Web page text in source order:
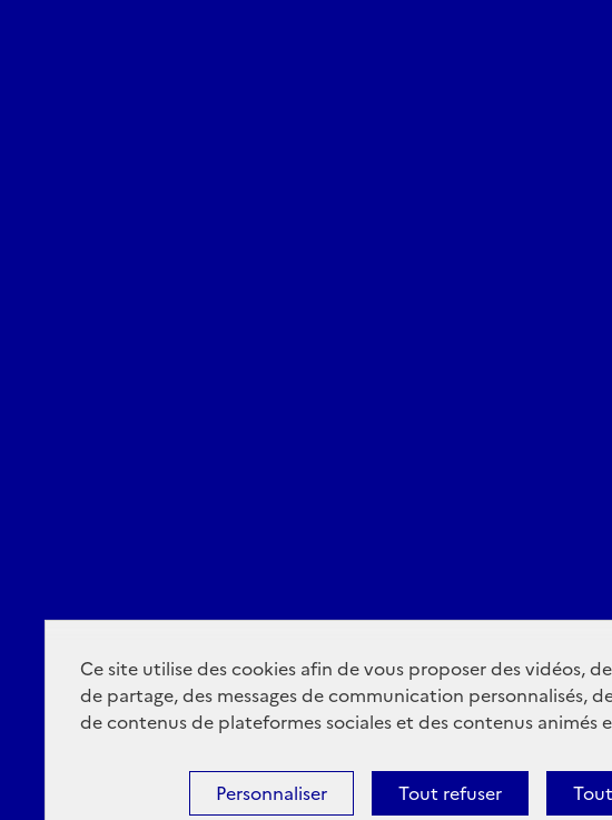
Ce site utilise des cookies afin de vous proposer des vidéos,
de partage, des messages de communication personnalisés,
de contenus de plateformes sociales et des contenus animés
Tout refuser
Personnaliser